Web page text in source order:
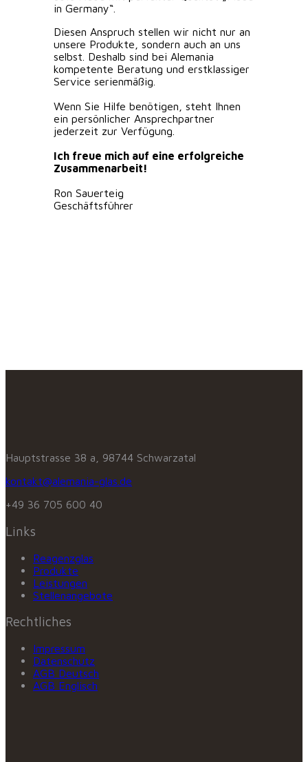
in Germany“.
Diesen Anspruch stellen wir nicht nur an
unsere Produkte, sondern auch an uns
selbst. Deshalb sind bei Alemania
kompetente Beratung und erstklassiger
Service serienmäßig.
Wenn Sie Hilfe benötigen, steht Ihnen
ein persönlicher Ansprechpartner
jederzeit zur Verfügung.
Ich freue mich auf eine erfolgreiche
Zusammenarbeit!
Ron Sauerteig
Geschäftsführer
Hauptstrasse 38 a, 98744 Schwarzatal
kontakt@alemania-glas.de
+49 36 705 600 40
Links
Reagenzglas
Produkte
Leistungen
Stellenangebote
Rechtliches
Impressum
Datenschutz
AGB Deutsch
AGB Englisch